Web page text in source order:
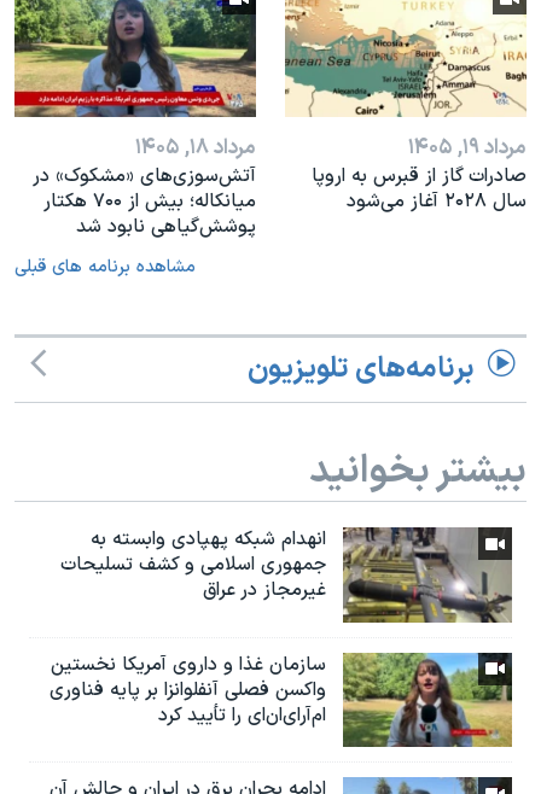
مرداد ۱۹, ۱۴۰۵
صادرات گاز از قبرس به اروپا
سال ۲۰۲۸ آغاز می‌شود
مرداد ۱۸, ۱۴۰۵
آتش‌سوزی‌های «مشکوک» در
میانکاله؛ بیش از ۷۰۰ هکتار
پوشش‌گیاهی نابود شد
مشاهده برنامه های قبلی
برنامه‌های تلویزیون
بیشتر بخوانید
انهدام شبکه پهپادی وابسته به
جمهوری اسلامی و کشف تسلیحات
غیرمجاز در عراق
سازمان غذا و داروی آمریکا نخستین
واکسن فصلی آنفلوانزا بر پایه فناوری
ام‌آر‌ای‌ان‌ای را تأیید کرد